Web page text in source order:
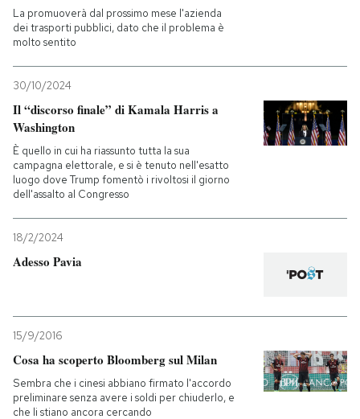
La promuoverà dal prossimo mese l'azienda
dei trasporti pubblici, dato che il problema è
molto sentito
30/10/2024
Il “discorso finale” di Kamala Harris a
Washington
È quello in cui ha riassunto tutta la sua
campagna elettorale, e si è tenuto nell'esatto
luogo dove Trump fomentò i rivoltosi il giorno
dell'assalto al Congresso
18/2/2024
Adesso Pavia
15/9/2016
Cosa ha scoperto Bloomberg sul Milan
Sembra che i cinesi abbiano firmato l'accordo
preliminare senza avere i soldi per chiuderlo, e
che li stiano ancora cercando